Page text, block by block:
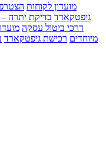
מועדון לקוחות
גיפטקארד בדיקת יתרה
דרכי ביטול עסקה
מיוחדים רכישת גיפטקארד